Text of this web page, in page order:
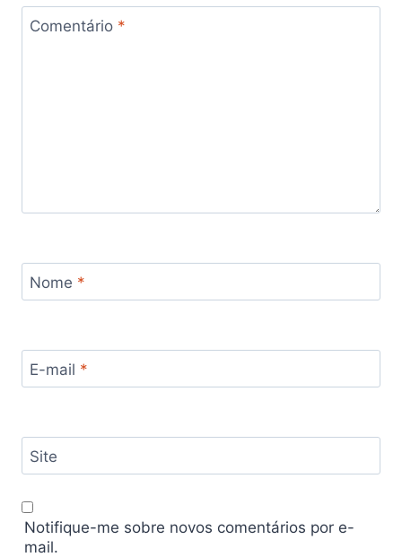
Comentário *
Nome *
E-mail *
Site
Notifique-me sobre novos comentários por e-
mail.